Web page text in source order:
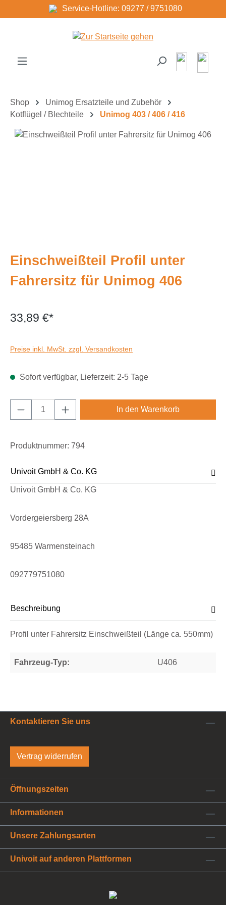
Zum Hauptinhalt springenService-Hotline: 09277 / 9751080
Shop
Unimog Ersatzteile und Zubehör
Kotflügel / Blechteile
Unimog 403 / 406 / 416
Bildergalerie überspringen
Einschweißteil Profil unter
Fahrersitz für Unimog 406
33,89 €*
Preise inkl. MwSt. zzgl. Versandkosten
Sofort verfügbar, Lieferzeit: 2-5 Tage
Produkt Anzahl: Gib den gewünschten
In den Warenkorb
Produktnummer: 794
Univoit GmbH & Co. KG
Univoit GmbH & Co. KG
Vordergeiersberg 28A
95485 Warmensteinach
092779751080
Beschreibung
Profil unter Fahrersitz Einschweißteil (Länge ca. 550mm)
Fahrzeug-Typ: U406
Kontaktieren Sie uns
Vertrag widerrufen
Öffnungszeiten
Informationen
Unsere Zahlungsarten
Univoit auf anderen Plattformen